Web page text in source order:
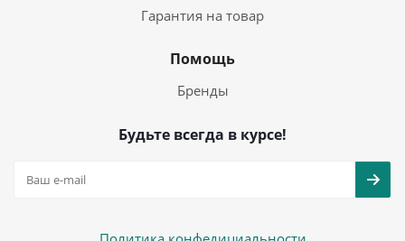
Гарантия на товар
Помощь
Бренды
Будьте всегда в курсе!